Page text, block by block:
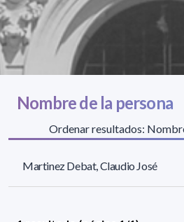
Nombre de la persona
Ordenar resultados:
Martinez Debat, Claudio José